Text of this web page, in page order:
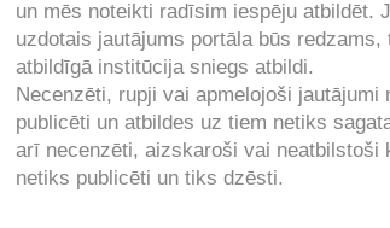
un mēs noteikti radīsim iespēju atbildēt.
uzdotais jautājums portāla būs redzams,
atbildīgā institūcija sniegs atbildi.
Necenzēti, rupji vai apmelojoši jautājumi
publicēti un atbildes uz tiem netiks
arī necenzēti, aizskaroši vai neatbilstoši
netiks publicēti un tiks dzēsti.